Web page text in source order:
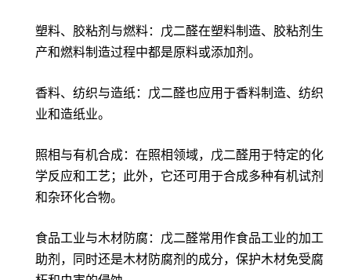
塑料、胶粘剂与燃料：戊二醛在塑料制造、胶粘剂生
产和燃料制造过程中都是原料或添加剂。
香料、纺织与造纸：戊二醛也应用于香料制造、纺织
业和造纸业。
照相与有机合成：在照相领域，戊二醛用于特定的化
学反应和工艺；此外，它还可用于合成多种有机试剂
和杂环化合物。
食品工业与木材防腐：戊二醛常用作食品工业的加工
助剂，同时还是木材防腐剂的成分，保护木材免受腐